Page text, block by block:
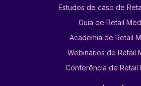
Estudos de caso de
Guia de Retail
Academia de Retail
Webinarios de Retail
Conferência de Retail